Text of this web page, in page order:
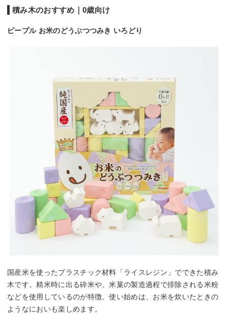
積み木のおすすめ｜0歳向け
ピープル お米のどうぶつつみき いろどり
国産米を使ったプラスチック材料「ライスレジン」でできた積み
木です。精米時に出る砕米や、米菓の製造過程で排除される米粉
などを使用しているのが特徴。使い始めは、お米を炊いたときの
ようなにおいも楽しめます。